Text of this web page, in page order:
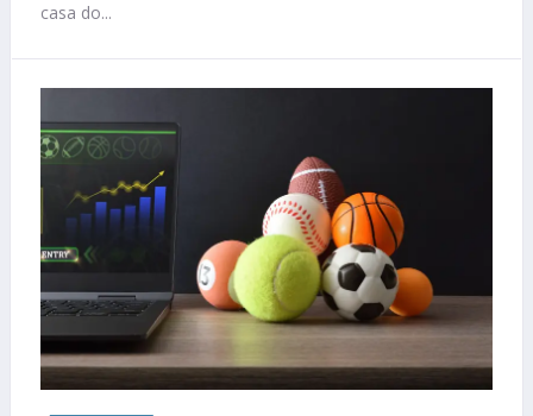
casa do...